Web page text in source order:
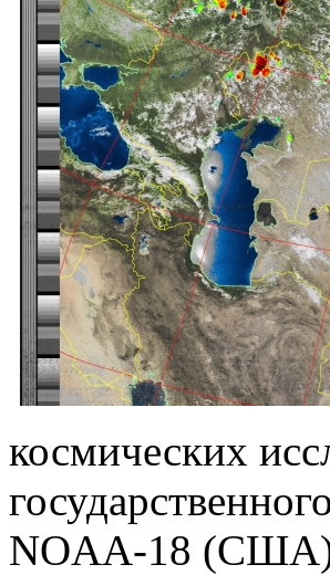
космических
NOAA-18